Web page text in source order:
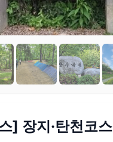
] 장지·탄천코스